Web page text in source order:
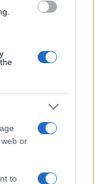
or
to
ezt
közölte
tervet. Arra
szerint
ami
segítette.